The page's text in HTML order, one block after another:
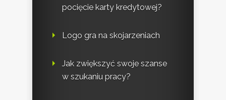
pocięcie karty kredytowej?
Logo gra na skojarzeniach
Jak zwiększyć swoje szanse
w szukaniu pracy?